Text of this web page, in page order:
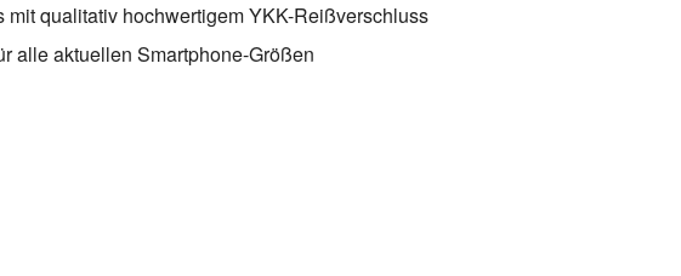
qualitativ hochwertigem YKK-Reißverschluss
alle aktuellen Smartphone-Größen